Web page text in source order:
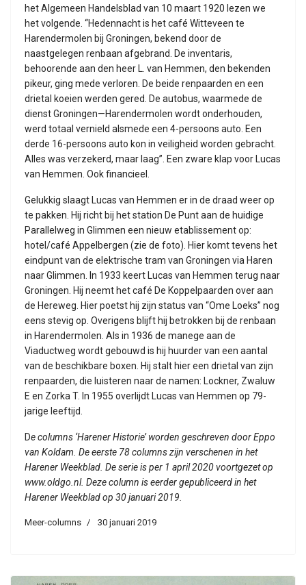
het Algemeen Handelsblad van 10 maart 1920 lezen we
het volgende. “Hedennacht is het café Witteveen te
Harendermolen bij Groningen, bekend door de
naastgelegen renbaan afgebrand. De inventaris,
behoorende aan den heer L. van Hemmen, den bekenden
pikeur, ging mede verloren. De beide renpaarden en een
drietal koeien werden gered. De autobus, waarmede de
dienst Groningen—Harendermolen wordt onderhouden,
werd totaal vernield alsmede een 4-persoons auto. Een
derde 16-persoons auto kon in veiligheid worden gebracht.
Alles was verzekerd, maar laag”. Een zware klap voor Lucas
van Hemmen. Ook financieel.
Gelukkig slaagt Lucas van Hemmen er in de draad weer op
te pakken. Hij richt bij het station De Punt aan de huidige
Parallelweg in Glimmen een nieuw etablissement op:
hotel/café Appelbergen (zie de foto). Hier komt tevens het
eindpunt van de elektrische tram van Groningen via Haren
naar Glimmen. In 1933 keert Lucas van Hemmen terug naar
Groningen. Hij neemt het café De Koppelpaarden over aan
de Hereweg. Hier poetst hij zijn status van “Ome Loeks” nog
eens stevig op. Overigens blijft hij betrokken bij de renbaan
in Harendermolen. Als in 1936 de manege aan de
Viaductweg wordt gebouwd is hij huurder van een aantal
van de beschikbare boxen. Hij stalt hier een drietal van zijn
renpaarden, die luisteren naar de namen: Lockner, Zwaluw
E en Zorka T. In 1955 overlijdt Lucas van Hemmen op 79-
jarige leeftijd.
De columns ‘Harener Historie’ worden geschreven door Eppo
van Koldam. De eerste 78 columns zijn verschenen in het
Harener Weekblad. De serie is per 1 april 2020 voortgezet op
www.oldgo.nl. Deze column is eerder gepubliceerd in het
Harener Weekblad op 30 januari 2019.
Meer-columns 30 januari 2019